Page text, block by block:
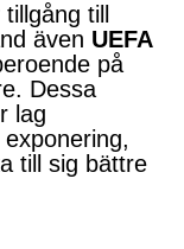
till
även UEFA
på
Dessa
lag
till sig bättre